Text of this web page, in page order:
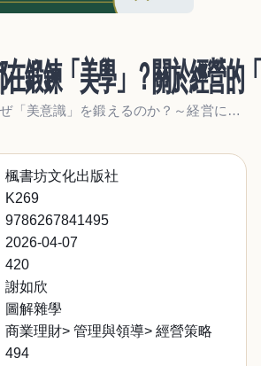
鍛鍊「美學」？關於經營的
世界のエリートはなぜ「美意識」を鍛えるのか？～経営における「アート」と「サイエンス」～
楓書坊文化出版社
K269
9786267841495
2026-04-07
420
謝如欣
圖解雜學
商業理財> 管理與領導> 經營策略
494